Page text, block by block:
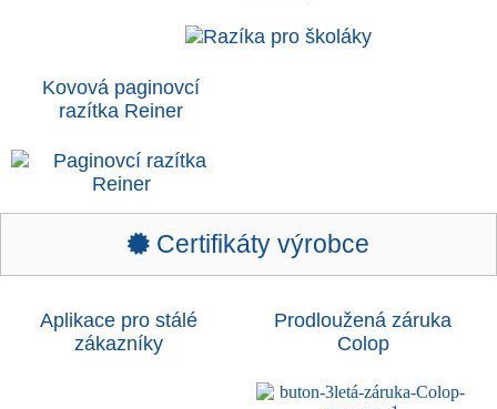
Kovová paginovcí
razítka Reiner
Certifikáty výrobce
Aplikace pro stálé
zákazníky
Prodloužená záruka
Colop